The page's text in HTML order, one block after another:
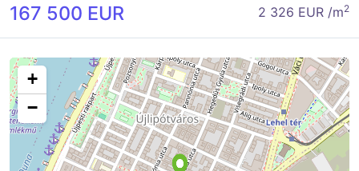
167 500 EUR 2 326 EUR /m2
+
−